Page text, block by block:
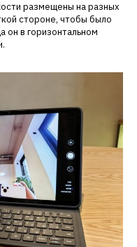
размещены на разных
стороне, чтобы было
он в горизонтальном